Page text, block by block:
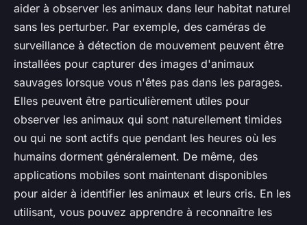
aider à observer les animaux dans leur habitat naturel
sans les perturber. Par exemple, des caméras de
surveillance à détection de mouvement peuvent être
installées pour capturer des images d'animaux
sauvages lorsque vous n'êtes pas dans les parages.
Elles peuvent être particulièrement utiles pour
observer les animaux qui sont naturellement timides
ou qui ne sont actifs que pendant les heures où les
humains dorment généralement. De même, des
applications mobiles sont maintenant disponibles
pour aider à identifier les animaux et leurs cris. En les
utilisant, vous pouvez apprendre à reconnaître les